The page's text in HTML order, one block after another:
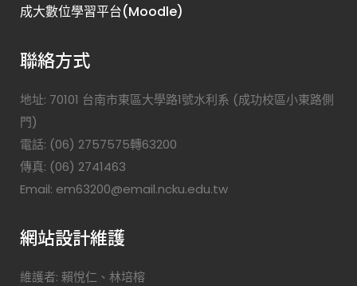
成大數位學習平台(Moodle)
聯絡方式
地址: 70101 台南市東區大學路1號水利系 (成功校區小東路側
門)
電話: (06) 2757575轉63200
傳真: (06) 2741463
Email: em63200@email.ncku.edu.tw
網站設計維護
維護者: 賴悅仁、林培榕